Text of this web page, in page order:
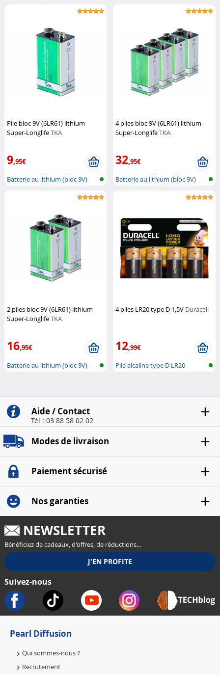
Pile bloc 9V (6LR61) lithium
Super-LonglifeTKA
9,95€
Batterie au lithium (bloc 9V)
4 piles bloc 9V (6LR61) lithium
Super-LonglifeTKA
32,95€
Batterie au lithium (bloc 9V)
2 piles bloc 9V (6LR61) lithium
Super-LonglifeTKA
16,95€
Batterie au lithium (bloc 9V)
4 piles LR20 type D 1,5V Duracell
12,99€
Pile alcaline type D LR20
Aide / Contact
Tél : 03 88 58 02 02
Modes de livraison
Paiement sécurisé
Nos garanties
NEWSLETTER
Bénéficiez de cadeaux, d'offres, de réductions...
Suivez-nous
Pearl Diffusion
Qui sommes-nous ?
Recrutement